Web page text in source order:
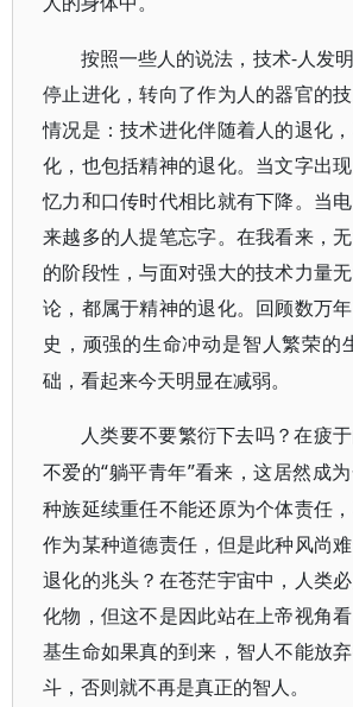
按照一些人的说法，技术-人发
停止进化，转向了作为人的器官的
情况是：技术进化伴随着人的退化
化，也包括精神的退化。当文字出
忆力和口传时代相比就有下降。当
来越多的人提笔忘字。在我看来，
的阶段性，与面对强大的技术力量
论，都属于精神的退化。回顾数万
史，顽强的生命冲动是智人繁荣的
础，看起来今天明显在减弱。
人类要不要繁衍下去吗？在疲
不爱的“躺平青年”看来，这居然成
种族延续重任不能还原为个体责任
作为某种道德责任，但是此种风尚
退化的兆头？在苍茫宇宙中，人类
化物，但这不是因此站在上帝视角
基生命如果真的到来，智人不能放
斗，否则就不再是真正的智人。